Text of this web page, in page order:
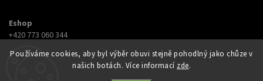
Používáme cookies, aby byl výběr obuvi stejně pohodlný jako chůze v
našich botách. Více informací zde.
Eshop
+420 773 060 344
eshop@botyna.cz